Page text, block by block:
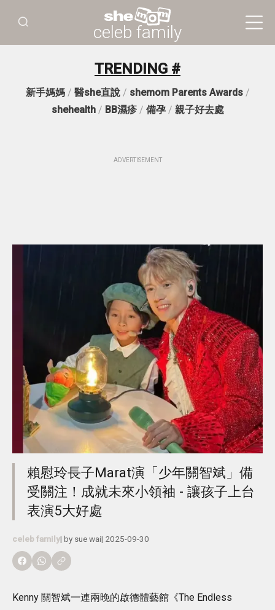
celeb family
TRENDING #
新手媽媽/ 醫she直說/ shemom Parents Awards/
shehealth/ BB濕疹/ 備孕/ 親子好去處
ADVERTISEMENT
賴慰玲長子Marat演「少年關智斌」備
受關注！成就未來小領袖 - 讓孩子上台
表演5大好處
celeb family| by sue wai| 2025-09-30
Kenny 關智斌一連兩晚的啟德體藝館《The Endless